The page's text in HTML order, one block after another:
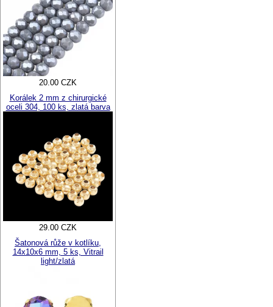
20.00 CZK
Korálek 2 mm z chirurgické
oceli 304, 100 ks, zlatá barva
29.00 CZK
Šatonová růže v kotlíku,
14x10x6 mm, 5 ks, Vitrail
light/zlatá